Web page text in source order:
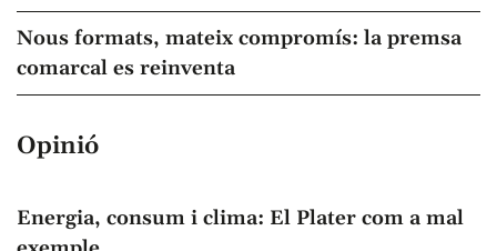
Nous formats, mateix compromís: la premsa
comarcal es reinventa
Opinió
Energia, consum i clima: El Plater com a mal